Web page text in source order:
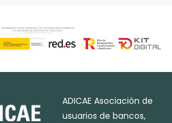
ADICAE Asociación de
usuarios de bancos,